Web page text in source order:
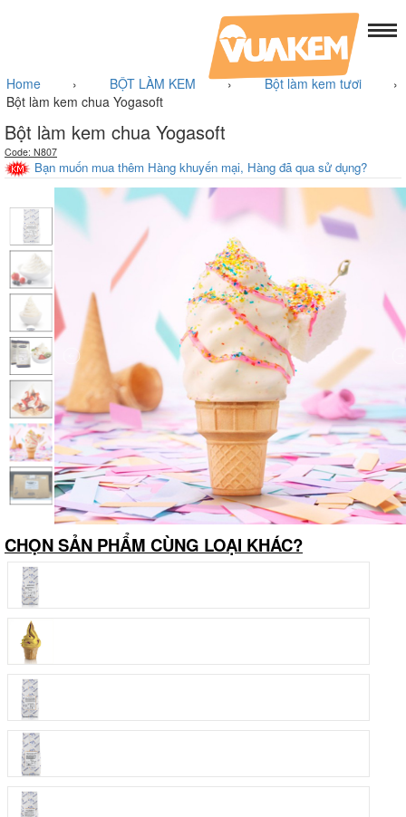
Home › BỘT LÀM KEM ›Bột làm kem tươi›
Bột làm kem chua Yogasoft
Bột làm kem chua Yogasoft
Code: N807
Bạn muốn mua thêm Hàng khuyến mại, Hàng đã qua sử dụng?
CHỌN SẢN PHẨM CÙNG LOẠI KHÁC?